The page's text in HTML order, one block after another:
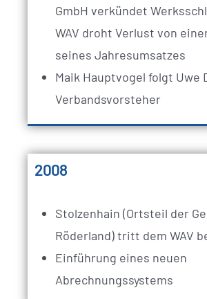
GmbH verkündet
WAV droht Verlust von
seines Jahresumsatzes
Maik Hauptvogel folgt Uwe
Verbandsvorsteher
2008
Stolzenhain (Ortsteil der
Röderland) tritt dem WAV
Einführung eines neuen
Abrechnungssystems